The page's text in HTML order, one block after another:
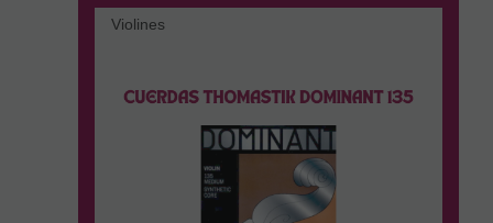
Violines